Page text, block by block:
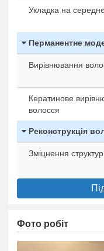
Укладка на
Перманентне
Вирівнювання
Кератинове
волосся
Реконструкція
Зміцнення
Фото робіт